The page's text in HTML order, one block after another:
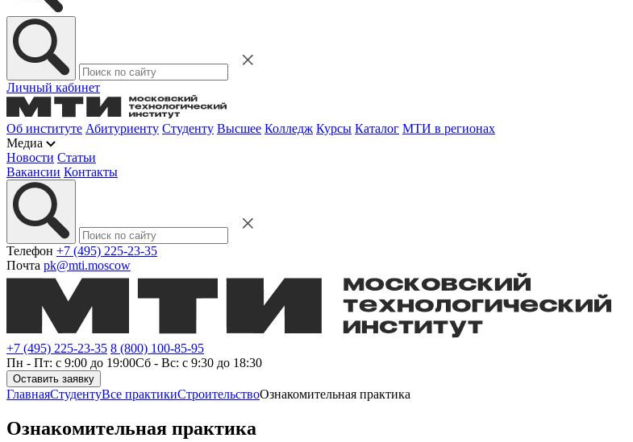
Личный кабинет
Об институте Абитуриенту Студенту Высшее Колледж Курсы Каталог МТИ в регионах
Медиа
Новости Статьи
Вакансии Контакты
Телефон +7 (495) 225-23-35
Почта pk@mti.moscow
+7 (495) 225-23-35 8 (800) 100-85-95
Пн - Пт: с 9:00 до 19:00Сб - Вс: с 9:30 до 18:30
Оставить заявку
ГлавнаяСтудентуВсе практикиСтроительствоОзнакомительная практика
Ознакомительная практика